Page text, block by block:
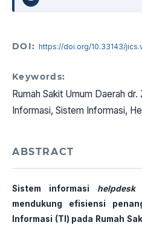
DOI: https://doi.org/10.33143/
Keywords:
Rumah Sakit Umum Daerah
Informasi, Sistem Informasi,
ABSTRACT
Sistem informasi helpdesk
mendukung efisiensi
Informasi (TI) pada Rumah